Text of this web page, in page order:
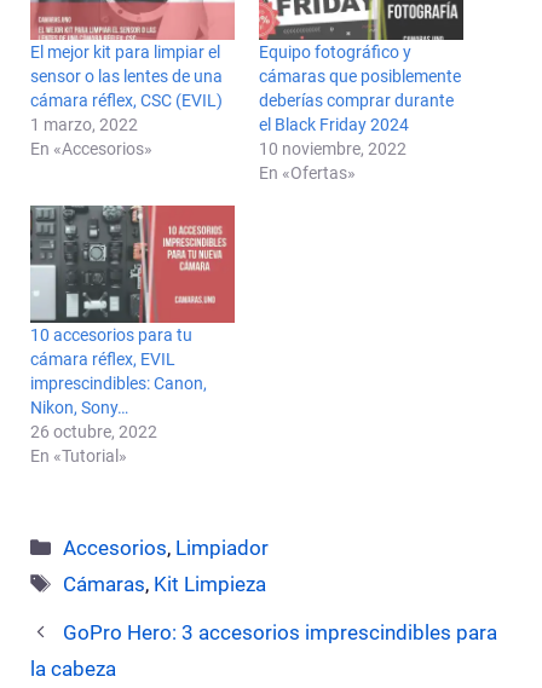
El mejor kit para limpiar el
sensor o las lentes de una
cámara réflex, CSC (EVIL)
1 marzo, 2022
En «Accesorios»
Equipo fotográfico y
cámaras que posiblemente
deberías comprar durante
el Black Friday 2024
10 noviembre, 2022
En «Ofertas»
10 accesorios para tu
cámara réflex, EVIL
imprescindibles: Canon,
Nikon, Sony…
26 octubre, 2022
En «Tutorial»
Categorías
Accesorios, Limpiador
Etiquetas
Cámaras, Kit Limpieza
GoPro Hero: 3 accesorios imprescindibles para
la cabeza